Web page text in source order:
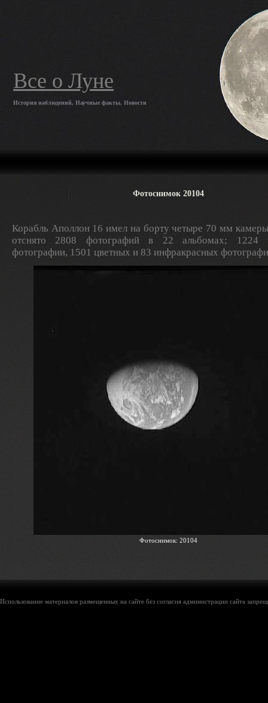
Все о Луне
История наблюдений, Научные факты, Новости
Фотоснимок 20104
Корабль Аполлон 16 имел на борту четыре 70 мм
отснято 2808 фотографий в 22 альбомах; 1224
фотографии, 1501 цветных и 83 инфракрасных
Фотоснимок: 20104
Использование материалов размещенных на сайте без согласия администрации сайта